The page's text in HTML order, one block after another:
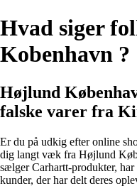
Hvad siger
Kobenhavn ?
Højlund
falske varer fra
Er du på udkig efter online
dig langt væk fra Højlund
sælger Carhartt-produkter,
kunder, der har delt deres